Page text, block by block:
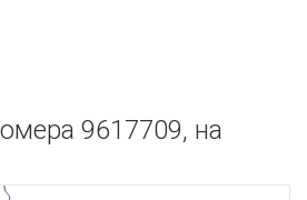
9617709, на